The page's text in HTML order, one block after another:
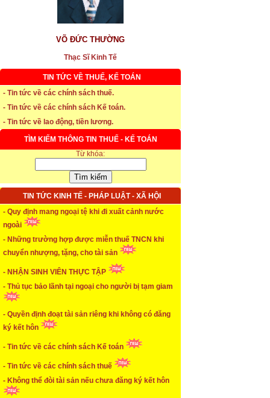
VÕ ĐỨC THƯỜNG
Thạc Sĩ Kinh Tế
TIN TỨC VỀ THUẾ, KẾ TOÁN
- Tin tức về các chính sách thuế.
- Tin tức về các chính sách Kế toán.
- Tin tức về lao động, tiền lương.
TÌM KIẾM THÔNG TIN THUẾ - KẾ TOÁN
Từ khóa:
TIN TỨC KINH TẾ - PHÁP LUẬT - XÃ HỘI
- Quy định mang ngoại tệ khi đi xuất cảnh nước
ngoài
- Những trường hợp được miễn thuế TNCN khi
chuyển nhượng, tặng, cho tài sản
- NHẬN SINH VIÊN THỰC TẬP
- Thủ tục bảo lãnh tại ngoại cho người bị tạm giam
- Quyền định đoạt tài sản riêng khi không có đăng
ký kết hôn
- Tin tức về các chính sách Kế toán
- Tin tức về các chính sách thuế
- Không thể đòi tài sản nếu chưa đăng ký kết hôn
* Thời hạn đăng ký bảo hiểm thất nghiệp
* Thời hiệu xử phạt trong xây dựng
* NHẬN SINH VIÊN THỰC TẬP
...xem chi tiết
* ĐÀO TẠO KẾ TOÁN THỰC HÀNH
...xem chi tiết
* TUYỂN DỤNG KẾ TOÁN (thường xuyên)
...xem chi tiết
* Cách chọn màu phù hợp theo phong thuỷ
* Mức phạt khi chậm nộp báo cáo thuế
* Lập di chúc bằng miệng có cần đi công chứng